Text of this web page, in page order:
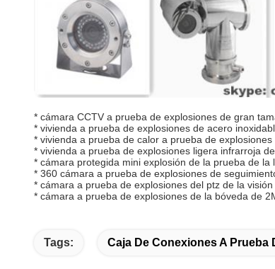
* cámara CCTV a prueba de explosiones de gran
* vivienda a prueba de explosiones de acero
* vivienda a prueba de calor a prueba de explosiones
* vivienda a prueba de explosiones ligera infrarroja de
* cámara protegida mini explosión de la prueba de la
* 360 cámara a prueba de explosiones de
* cámara a prueba de explosiones del ptz de la
* cámara a prueba de explosiones de la bóveda de
Tags: Caja De Conexiones A Prueba